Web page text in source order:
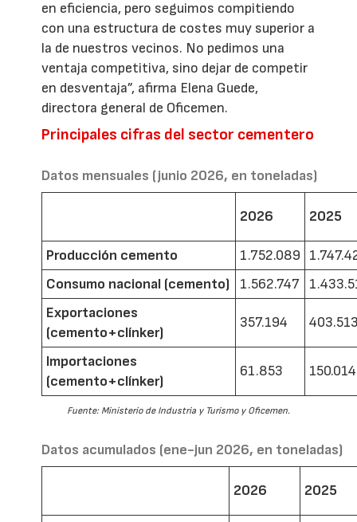
en eficiencia, pero seguimos compitiendo
con una estructura de costes muy superior a
la de nuestros vecinos. No pedimos una
ventaja competitiva, sino dejar de competir
en desventaja”, afirma Elena Guede,
directora general de Oficemen.
Principales cifras del sector cementero
Datos mensuales (junio 2026, en toneladas)
2026 2025
Producción cemento 1.752.089
Consumo nacional (cemento)
1.562.747
Exportaciones
(cemento+clínker)
357.194
Importaciones
(cemento+clínker)
61.853 150.014
Fuente: Ministerio de Industria y Turismo y Oficemen.
Datos acumulados (ene-jun 2026, en toneladas)
2026 2025